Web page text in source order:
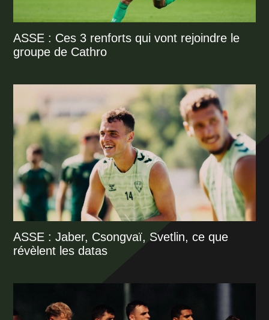
ASSE : Ces 3 renforts qui vont rejoindre le
groupe de Cathro
ASSE : Jaber, Csongvaï, Svetlin, ce que
révèlent les datas